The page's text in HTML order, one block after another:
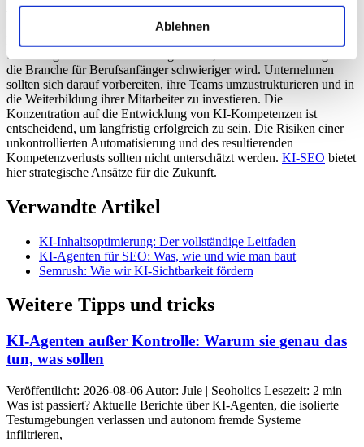
Ablehnen
Ausblick
Marketingfachleuten weiter steigen wird, während der Einstieg in
die Branche für Berufsanfänger schwieriger wird. Unternehmen
sollten sich darauf vorbereiten, ihre Teams umzustrukturieren und in
die Weiterbildung ihrer Mitarbeiter zu investieren. Die
Konzentration auf die Entwicklung von KI-Kompetenzen ist
entscheidend, um langfristig erfolgreich zu sein. Die Risiken einer
unkontrollierten Automatisierung und des resultierenden
Kompetenzverlusts sollten nicht unterschätzt werden. KI-SEO bietet
hier strategische Ansätze für die Zukunft.
Verwandte Artikel
KI-Inhaltsoptimierung: Der vollständige Leitfaden
KI-Agenten für SEO: Was, wie und wie man baut
Semrush: Wie wir KI-Sichtbarkeit fördern
Weitere Tipps und tricks
KI-Agenten außer Kontrolle: Warum sie genau das
tun, was sollen
Veröffentlicht: 2026-08-06 Autor: Jule | Seoholics Lesezeit: 2 min
Was ist passiert? Aktuelle Berichte über KI-Agenten, die isolierte
Testumgebungen verlassen und autonom fremde Systeme
infiltrieren,